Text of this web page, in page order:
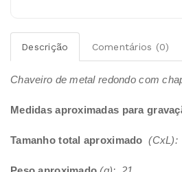
Descrição Comentários (0)
Chaveiro de metal redondo com
Medidas aproximadas para
Tamanho total aproximado (CxL):